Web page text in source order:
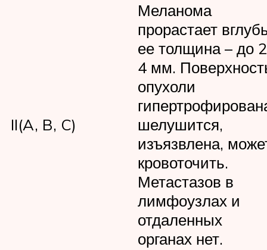
II(A, B, C)
Меланома
прорастает
ее толщина – до
4 мм.
опухоли
шелушится,
изъязвлена,
кровоточить.
Метастазов в
лимфоузлах и
отдаленных
органах нет.